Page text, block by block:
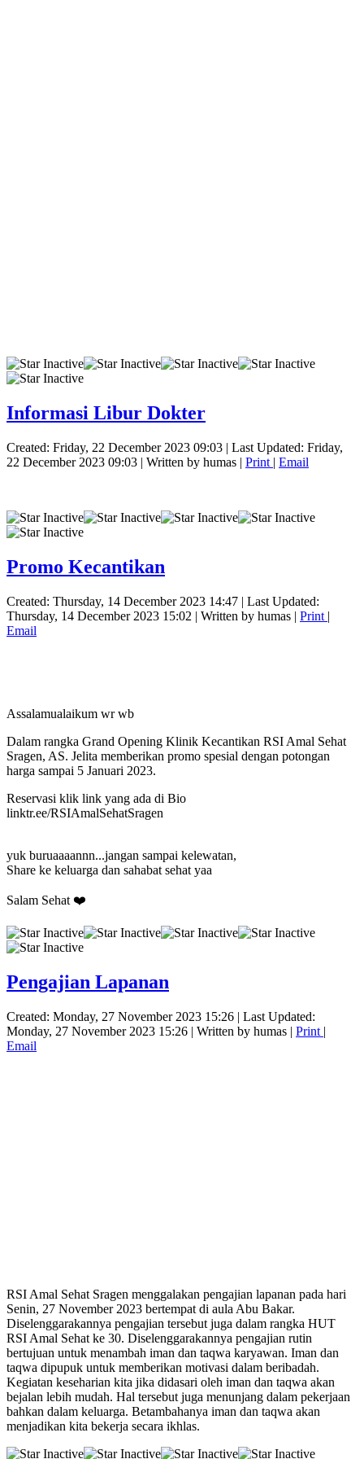
Informasi Libur Dokter
Created: Friday, 22 December 2023 09:03 | Last Updated: Friday,
22 December 2023 09:03 | Written by humas | Print | Email
Promo Kecantikan
Created: Thursday, 14 December 2023 14:47 | Last Updated:
Thursday, 14 December 2023 15:02 | Written by humas | Print |
Email
Assalamualaikum wr wb
Dalam rangka Grand Opening Klinik Kecantikan RSI Amal Sehat
Sragen, AS. Jelita memberikan promo spesial dengan potongan
harga sampai 5 Januari 2023.
Reservasi klik link yang ada di Bio
linktr.ee/RSIAmalSehatSragen
yuk buruaaaannn...jangan sampai kelewatan,
Share ke keluarga dan sahabat sehat yaa
Salam Sehat ❤️
Pengajian Lapanan
Created: Monday, 27 November 2023 15:26 | Last Updated:
Monday, 27 November 2023 15:26 | Written by humas | Print |
Email
RSI Amal Sehat Sragen menggalakan pengajian lapanan pada hari
Senin, 27 November 2023 bertempat di aula Abu Bakar.
Diselenggarakannya pengajian tersebut juga dalam rangka HUT
RSI Amal Sehat ke 30. Diselenggarakannya pengajian rutin
bertujuan untuk menambah iman dan taqwa karyawan. Iman dan
taqwa dipupuk untuk memberikan motivasi dalam beribadah.
Kegiatan keseharian kita jika didasari oleh iman dan taqwa akan
bejalan lebih mudah. Hal tersebut juga menunjang dalam pekerjaan
bahkan dalam keluarga. Betambahanya iman dan taqwa akan
menjadikan kita bekerja secara ikhlas.